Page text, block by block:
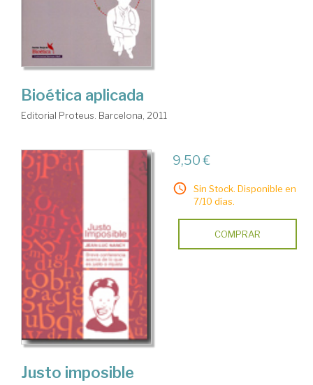
Bioética aplicada
Editorial Proteus. Barcelona, 2011
9,50 €
Sin Stock. Disponible en
7/10 días.
COMPRAR
Justo imposible